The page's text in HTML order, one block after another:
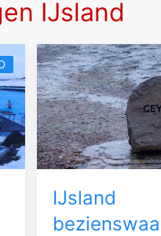
IJsland
IJsland